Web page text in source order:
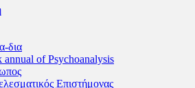
δια
annual of Psychoanalysis
Επιστήμονας